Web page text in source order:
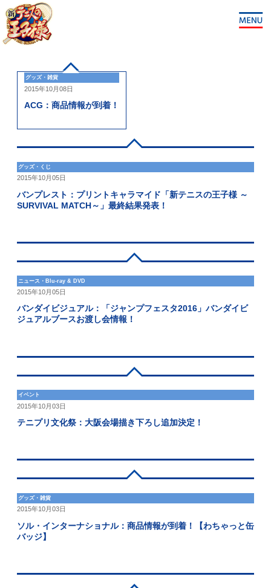
グッズ・雑貨
2015年10月08日
ACG：商品情報が到着！
グッズ・くじ
2015年10月05日
バンプレスト：プリントキャラマイド「新テニスの王子様 ～
SURVIVAL MATCH～」最終結果発表！
ニュース・Blu-ray & DVD
2015年10月05日
バンダイビジュアル：「ジャンプフェスタ2016」バンダイビ
ジュアルブースお渡し会情報！
イベント
2015年10月03日
テニプリ文化祭：大阪会場描き下ろし追加決定！
グッズ・雑貨
2015年10月03日
ソル・インターナショナル：商品情報が到着！【わちゃっと缶
バッジ】